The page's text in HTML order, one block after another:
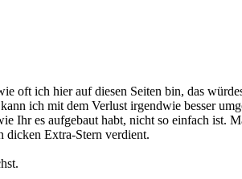
oft ich hier auf diesen Seiten bin, das
ich mit dem Verlust irgendwie besser
Ihr es aufgebaut habt, nicht so einfach ist.
dicken Extra-Stern verdient.